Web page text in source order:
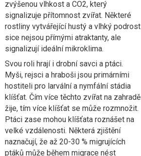
zvýšenou vlhkost a CO2, který
signalizuje přítomnost zvířat. Některé
rostliny vytvářející hustý a vlhký podrost
sice nejsou přímými atraktanty, ale
signalizují ideální mikroklima.
Svou roli hrají i drobní savci a ptáci.
Myši, rejsci a hraboši jsou primárními
hostiteli pro larvální a nymfální stádia
klíšťat. Čím více těchto zvířat na zahradě
žije, tím více klíšťat se může rozmnožit.
Ptáci zase mohou klíšťata roznášet na
velké vzdálenosti. Některá zjištění
naznačují, že až 20-30 % migrujících
ptáků může během migrace nést